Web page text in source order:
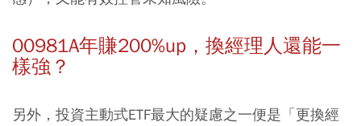
00981A年賺200%up，換經理人還能一
樣強？
另外，投資主動式ETF最大的疑慮之一便是「更換經